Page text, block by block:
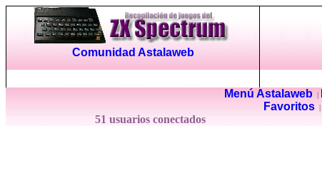
Comunidad Astalaweb
Menú Astalaweb|
Favoritos
51 usuarios conectados